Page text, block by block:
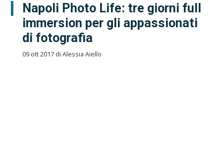
Napoli Photo Life: tre giorni full
immersion per gli appassionati
di fotografia
09 ott 2017 di Alessia Aiello